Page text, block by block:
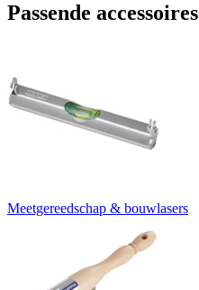
Passende accessoires
Meetgereedschap & bouwlasers